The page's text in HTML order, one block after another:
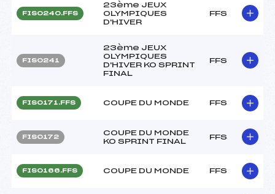
FIS0240.FFS
23ème JEUX
OLYMPIQUES
D'HIVER
FFS
FIS0241
23ème JEUX
OLYMPIQUES
D'HIVER KO SPRINT
FINAL
FFS
FIS0171.FFS COUPE DU MONDE FFS
FIS0172
COUPE DU MONDE
KO SPRINT FINAL
FFS
FIS0166.FFS COUPE DU MONDE FFS